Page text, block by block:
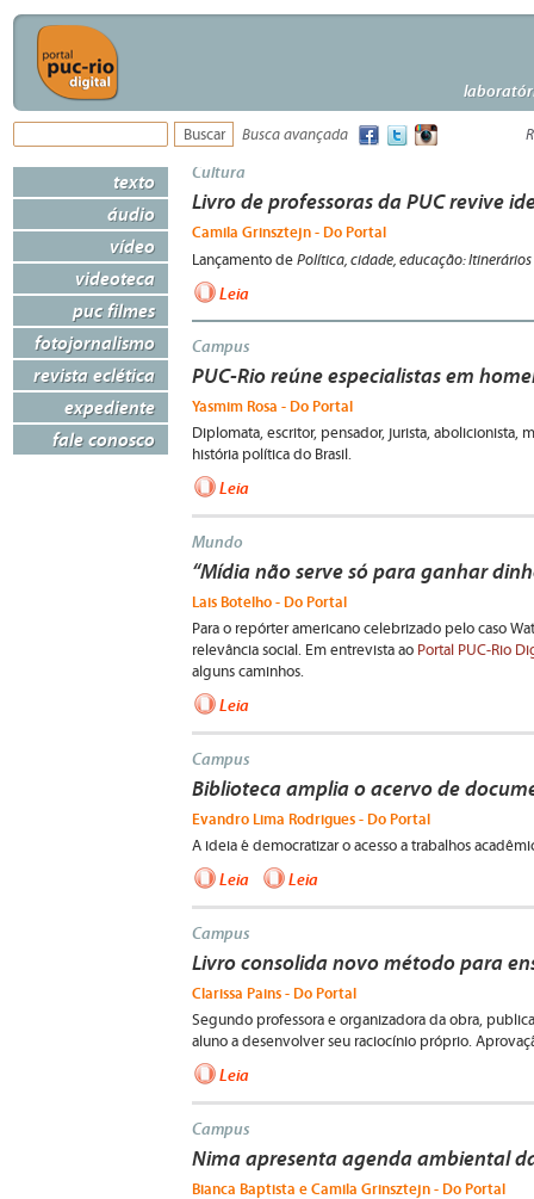
Busca avançada
texto
áudio
vídeo
videoteca
puc filmes
fotojornalismo
revista eclética
expediente
fale conosco
Cultura
Livro de professoras da PUC revive
Camila Grinsztejn - Do Portal
Lançamento de Política, cidade, educação:
Leia
Campus
PUC-Rio reúne especialistas em
Yasmim Rosa - Do Portal
Diplomata, escritor, pensador, jurista, abolicionista,
história política do Brasil.
Leia
Mundo
“Mídia não serve só para ganhar
Lais Botelho - Do Portal
Para o repórter americano celebrizado pelo caso
relevância social. Em entrevista ao Portal PUC-Rio
alguns caminhos.
Leia
Campus
Biblioteca amplia o acervo de
Evandro Lima Rodrigues - Do Portal
A ideia é democratizar o acesso a trabalhos
Leia Leia
Campus
Livro consolida novo método para
Clarissa Pains - Do Portal
Segundo professora e organizadora da obra,
aluno a desenvolver seu raciocínio próprio.
Leia
Campus
Nima apresenta agenda ambiental
Bianca Baptista e Camila Grinsztejn - Do Portal